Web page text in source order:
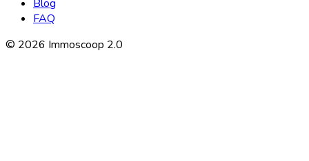
Blog
FAQ
© 2026 Immoscoop 2.0